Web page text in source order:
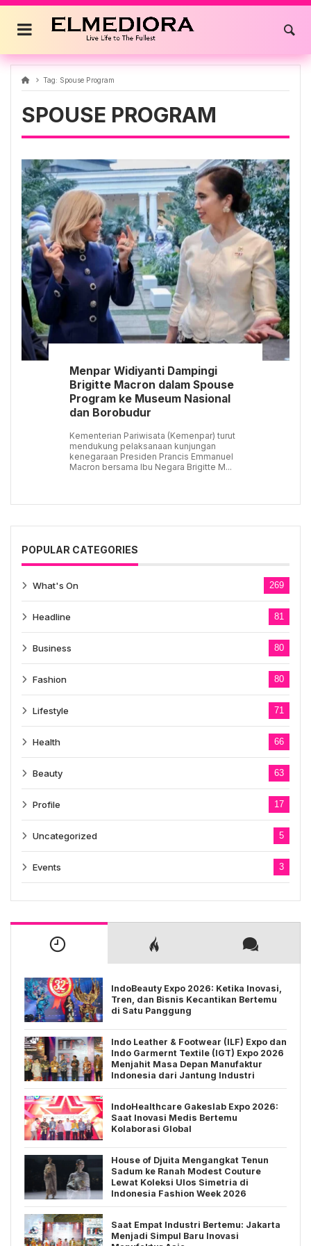
Skip
content
Tag: Spouse Program
SPOUSE PROGRAM
Menpar Widiyanti Dampingi
Brigitte Macron dalam Spouse
Program ke Museum Nasional
dan Borobudur
Kementerian Pariwisata (Kemenpar) turut
mendukung pelaksanaan kunjungan
kenegaraan Presiden Prancis Emmanuel
Macron bersama Ibu Negara Brigitte M...
POPULAR CATEGORIES
What's On 269
Headline 81
Business 80
Fashion 80
Lifestyle 71
Health 66
Beauty 63
Profile 17
Uncategorized 5
Events 3
IndoBeauty Expo 2026: Ketika Inovasi,
Tren, dan Bisnis Kecantikan Bertemu
di Satu Panggung
Indo Leather & Footwear (ILF) Expo dan
Indo Garmernt Textile (IGT) Expo 2026
Menjahit Masa Depan Manufaktur
Indonesia dari Jantung Industri
IndoHealthcare Gakeslab Expo 2026:
Saat Inovasi Medis Bertemu
Kolaborasi Global
House of Djuita Mengangkat Tenun
Sadum ke Ranah Modest Couture
Lewat Koleksi Ulos Simetria di
Indonesia Fashion Week 2026
Saat Empat Industri Bertemu: Jakarta
Menjadi Simpul Baru Inovasi